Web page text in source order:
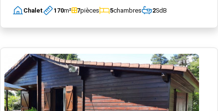
Chalet 170m² 7pièces 5chambres 2SdB